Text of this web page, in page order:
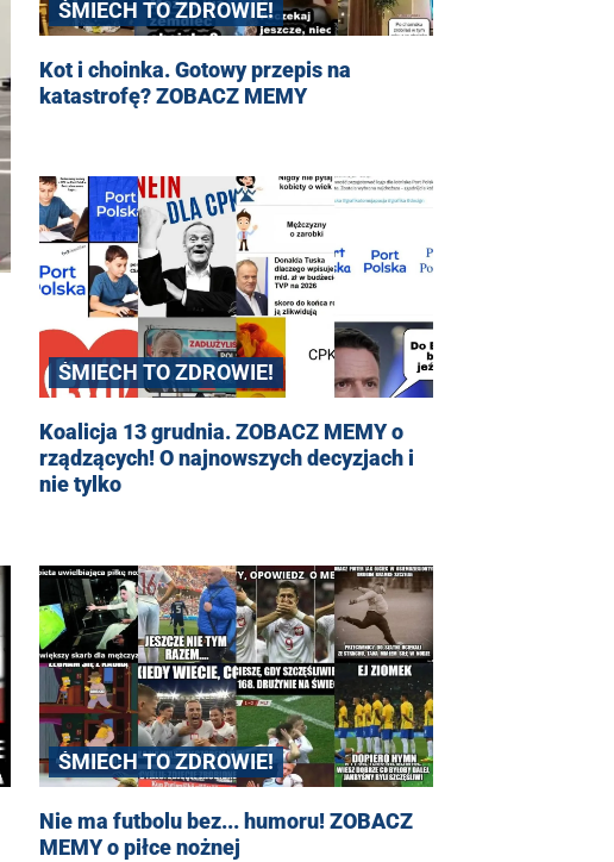
ŚMIECH TO ZDROWIE!
Kot i choinka. Gotowy przepis na
katastrofę? ZOBACZ MEMY
ŚMIECH TO ZDROWIE!
Koalicja 13 grudnia. ZOBACZ MEMY o
rządzących! O najnowszych decyzjach i
nie tylko
ŚMIECH TO ZDROWIE!
Nie ma futbolu bez... humoru! ZOBACZ
MEMY o piłce nożnej